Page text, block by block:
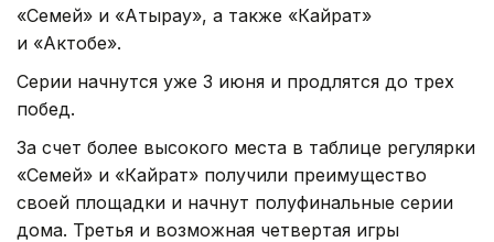
«Семей» и «Атырау», а также «Кайрат»
и «Актобе».
Серии начнутся уже 3 июня и продлятся до трех
побед.
За счет более высокого места в таблице регулярки
«Семей» и «Кайрат» получили преимущество
своей площадки и начнут полуфинальные серии
дома. Третья и возможная четвертая игры